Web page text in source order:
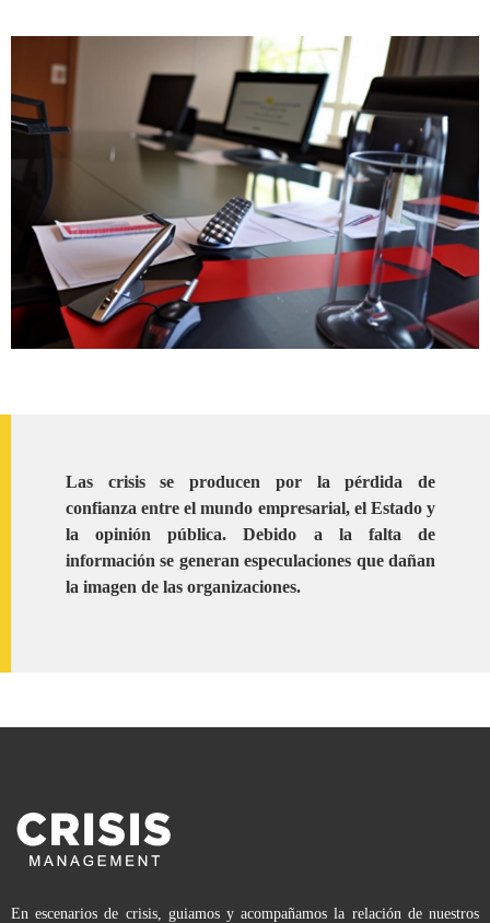
Las crisis se producen por la pérdida de
confianza entre el mundo empresarial, el Estado y
la opinión pública. Debido a la falta de
información se generan especulaciones que dañan
la imagen de las organizaciones.
En escenarios de crisis, guiamos y acompañamos la relación de nuestros